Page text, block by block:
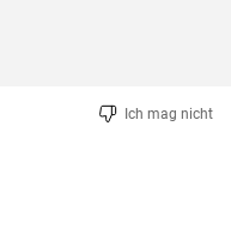
Ich mag nicht